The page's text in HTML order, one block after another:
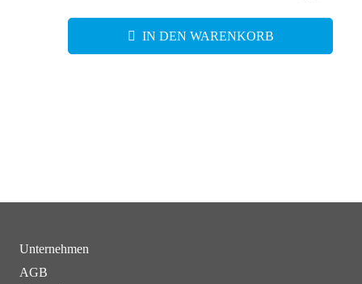
IN DEN WARENKORB
Unternehmen
AGB